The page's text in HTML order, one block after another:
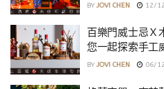
BY JOVI CHEN 12/
百樂門威士忌Ｘ
您一起探索手工
BY JOVI CHEN 06/